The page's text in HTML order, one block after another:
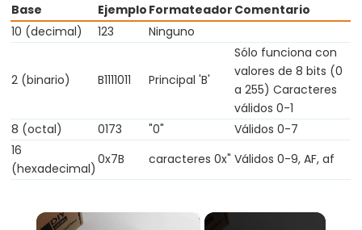
Further
Syntax
/*
block
comment
{}
curly
Base Ejemplo Formateador Comentario
10 (decimal)
123 Ninguno
2 (binario) B1111011 Principal 'B'
Sólo funciona con
valores de 8 bits (0
a 255) Caracteres
válidos 0-1
8 (octal)
0173 "0"
Válidos 0-7
16
(hexadecimal)
0x7B caracteres 0x" Válidos 0-9, AF, af